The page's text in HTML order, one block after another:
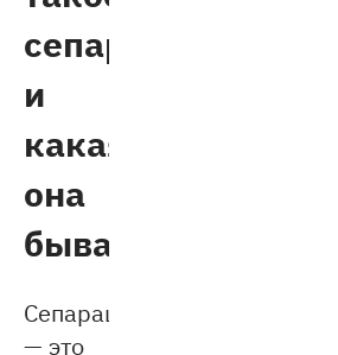
сепарация
и
какая
она
бывает
Сепарация
— это